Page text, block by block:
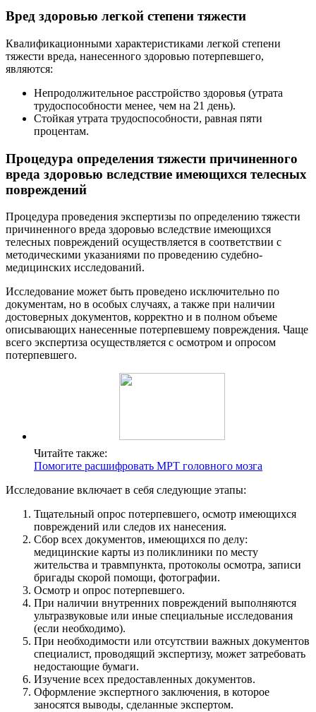
Вред здоровью легкой степени тяжести
Квалификационными характеристиками легкой степени
тяжести вреда, нанесенного здоровью потерпевшего,
являются:
Непродолжительное расстройство здоровья (утрата
трудоспособности менее, чем на 21 день).
Стойкая утрата трудоспособности, равная пяти
процентам.
Процедура определения тяжести причиненного
вреда здоровью вследствие имеющихся телесных
повреждений
Процедура проведения экспертизы по определению тяжести
причиненного вреда здоровью вследствие имеющихся
телесных повреждений осуществляется в соответствии с
методическими указаниями по проведению судебно-
медицинских исследований.
Исследование может быть проведено исключительно по
документам, но в особых случаях, а также при наличии
достоверных документов, корректно и в полном объеме
описывающих нанесенные потерпевшему повреждения. Чаще
всего экспертиза осуществляется с осмотром и опросом
потерпевшего.
Читайте также:
Помогите расшифровать МРТ головного мозга
Исследование включает в себя следующие этапы:
Тщательный опрос потерпевшего, осмотр имеющихся
повреждений или следов их нанесения.
Сбор всех документов, имеющихся по делу:
медицинские карты из поликлиники по месту
жительства и травмпункта, протоколы осмотра, записи
бригады скорой помощи, фотографии.
Осмотр и опрос потерпевшего.
При наличии внутренних повреждений выполняются
ультразвуковые или иные специальные исследования
(если необходимо).
При необходимости или отсутствии важных документов
специалист, проводящий экспертизу, может затребовать
недостающие бумаги.
Изучение всех предоставленных документов.
Оформление экспертного заключения, в которое
заносятся выводы, сделанные экспертом.